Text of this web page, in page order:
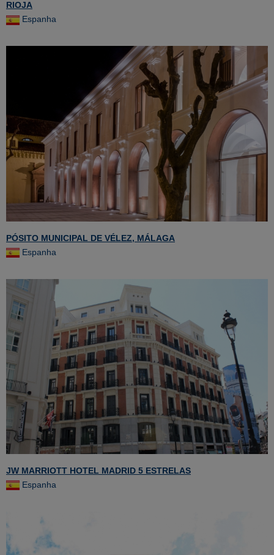
RIOJA
Espanha
PÓSITO MUNICIPAL DE VÉLEZ, MÁLAGA
Espanha
JW MARRIOTT HOTEL MADRID 5 ESTRELAS
Espanha